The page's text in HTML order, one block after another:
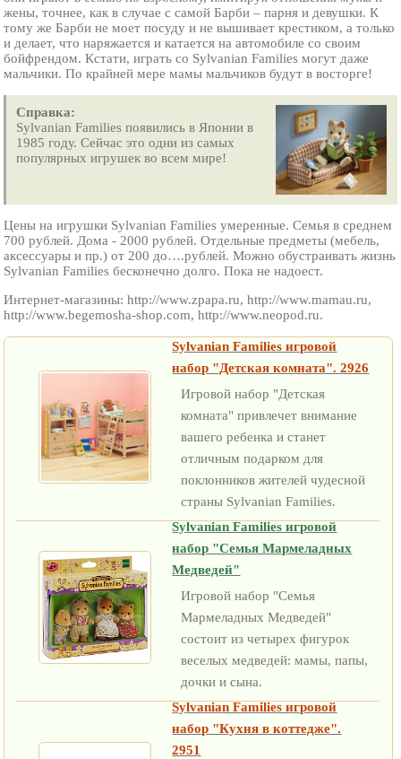
жены, точнее, как в случае с самой Барби – парня и девушки. К
тому же Барби не моет посуду и не вышивает крестиком, а только
и делает, что наряжается и катается на автомобиле со своим
бойфрендом. Кстати, играть со Sylvanian Families могут даже
мальчики. По крайней мере мамы мальчиков будут в восторге!
Справка:
Sylvanian Families появились в Японии в
1985 году. Сейчас это одни из самых
популярных игрушек во всем мире!
Цены на игрушки Sylvanian Families умеренные. Семья в среднем
700 рублей. Дома - 2000 рублей. Отдельные предметы (мебель,
аксессуары и пр.) от 200 до….рублей. Можно обустраивать жизнь
Sylvanian Families бесконечно долго. Пока не надоест.
Интернет-магазины: http://www.zpapa.ru, http://www.mamau.ru,
http://www.begemosha-shop.com, http://www.neopod.ru.
Sylvanian Families игровой
набор "Детская комната". 2926
Игровой набор "Детская
комната" привлечет внимание
вашего ребенка и станет
отличным подарком для
поклонников жителей чудесной
страны Sylvanian Families.
Sylvanian Families игровой
набор "Семья Мармеладных
Медведей"
Игровой набор "Семья
Мармеладных Медведей"
состоит из четырех фигурок
веселых медведей: мамы, папы,
дочки и сына.
Sylvanian Families игровой
набор "Кухня в коттедже".
2951